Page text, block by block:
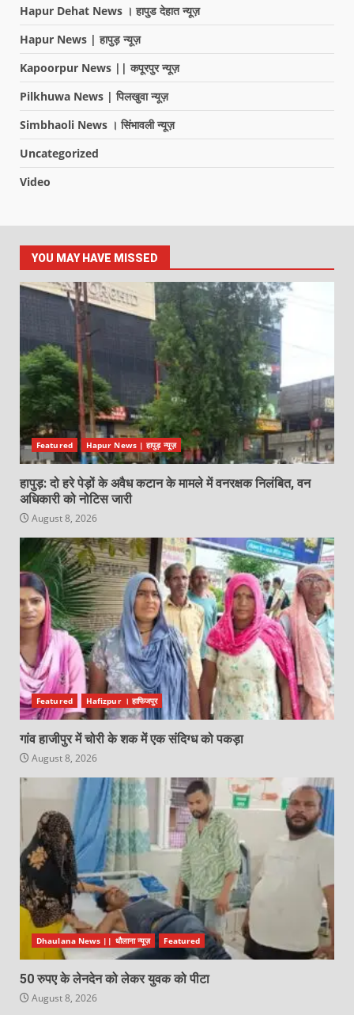
Hapur Dehat News । हापुड देहात न्यूज़
Hapur News | हापुड़ न्यूज़
Kapoorpur News || कपूरपुर न्यूज़
Pilkhuwa News | पिलखुवा न्यूज़
Simbhaoli News । सिंभावली न्यूज़
Uncategorized
Video
YOU MAY HAVE MISSED
Featured Hapur News | हापुड़ न्यूज़
हापुड़: दो हरे पेड़ों के अवैध कटान के मामले में वनरक्षक निलंबित, वन
अधिकारी को नोटिस जारी
August 8, 2026
Featured Hafizpur । हाफिजपुर
गांव हाजीपुर में चोरी के शक में एक संदिग्ध को पकड़ा
August 8, 2026
Dhaulana News || धौलाना न्यूज़ Featured
50 रुपए के लेनदेन को लेकर युवक को पीटा
August 8, 2026